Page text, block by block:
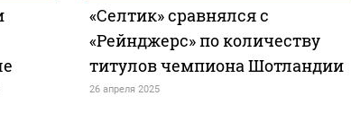
«Селтик» сравнялся с
«Рейнджерс» по количеству
титулов чемпиона Шотландии
26 апреля 2025